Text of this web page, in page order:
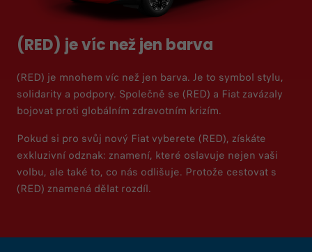
(RED) je víc než jen barva
(RED) je mnohem víc než jen barva. Je to symbol stylu,
solidarity a podpory. Společně se (RED) a Fiat zavázaly
bojovat proti globálním zdravotním krizím.
Pokud si pro svůj nový Fiat vyberete (RED), získáte
exkluzivní odznak: znamení, které oslavuje nejen vaši
volbu, ale také to, co nás odlišuje. Protože cestovat s
(RED) znamená dělat rozdíl.